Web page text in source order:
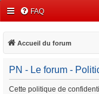
FAQ
Accueil du forum
PN - Le forum -
Cette politique de